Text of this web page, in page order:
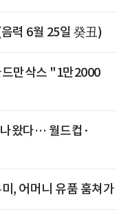
력 6월 25일 癸丑)
만삭스 "1만2000
왔다… 월드컵·
, 어머니 유품 훔쳐가